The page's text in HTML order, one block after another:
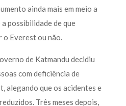
ainda mais em meio a
possibilidade de que
o Everest ou não.
de Katmandu decidiu
com deficiência de
alegando que os acidentes e
Três meses depois,